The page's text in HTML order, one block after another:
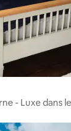
- Luxe dans